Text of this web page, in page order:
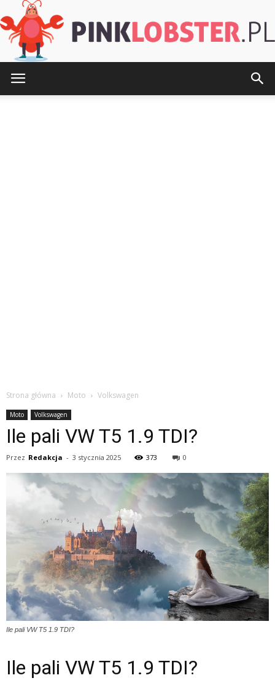
Strona główna Moto Volkswagen
Moto Volkswagen
Ile pali VW T5 1.9 TDI?
Przez Redakcja - 3 stycznia 2025 373 0
Ile pali VW T5 1.9 TDI?
Ile pali VW T5 1.9 TDI?